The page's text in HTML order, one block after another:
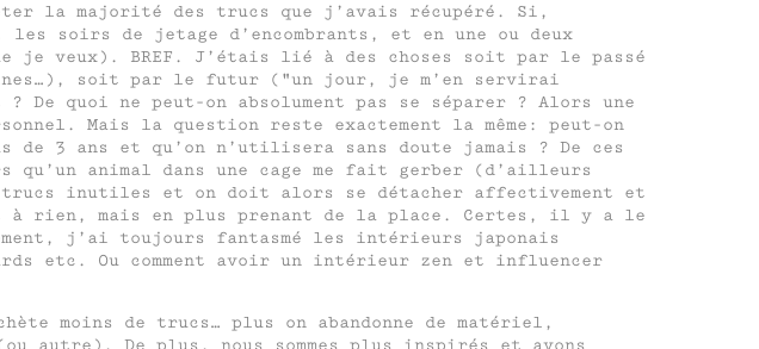
la majorité des trucs que j’avais récupéré. Si,
les soirs de jetage d’encombrants, et en une ou deux
je veux). BREF. J’étais lié à des choses soit par le passé
soit par le futur (
un jour, je m’en servirai
De quoi ne peut-on absolument pas se séparer ? Alors une
Mais la question reste exactement la même: peut-on
3 ans et qu’on n’utilisera sans doute jamais ? De ces
animal dans une cage me fait gerber (d’ailleurs
inutiles et on doit alors se détacher affectivement et
à rien, mais en plus prenant de la place. Certes, il y a le
j’ai toujours fantasmé les intérieurs japonais
etc. Ou comment avoir un intérieur zen et influencer
moins de trucs… plus on abandonne de matériel,